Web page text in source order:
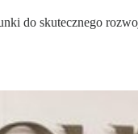
do skutecznego